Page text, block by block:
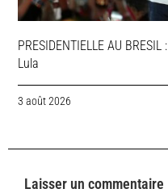
PRESIDENTIELLE AU
Lula
3 août 2026
Laisser un commentaire